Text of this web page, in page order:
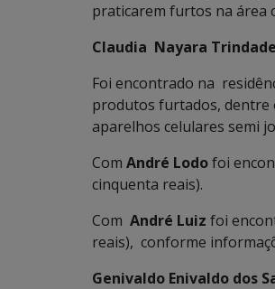
praticarem furtos na área
Claudia Nayara
Foi encontrado na
produtos furtados, dentre
aparelhos celulares semi
Com André Lodofoi
cinquenta reais).
Com André Luiz foi
reais), conforme
Genivaldo Enivaldo dos